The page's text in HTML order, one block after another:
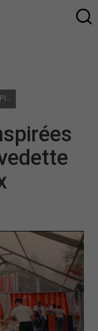
DES BOUCHÉES INSPIRÉES PAR LES PAYS EN VEDETTE AUX GRANDS FEUX